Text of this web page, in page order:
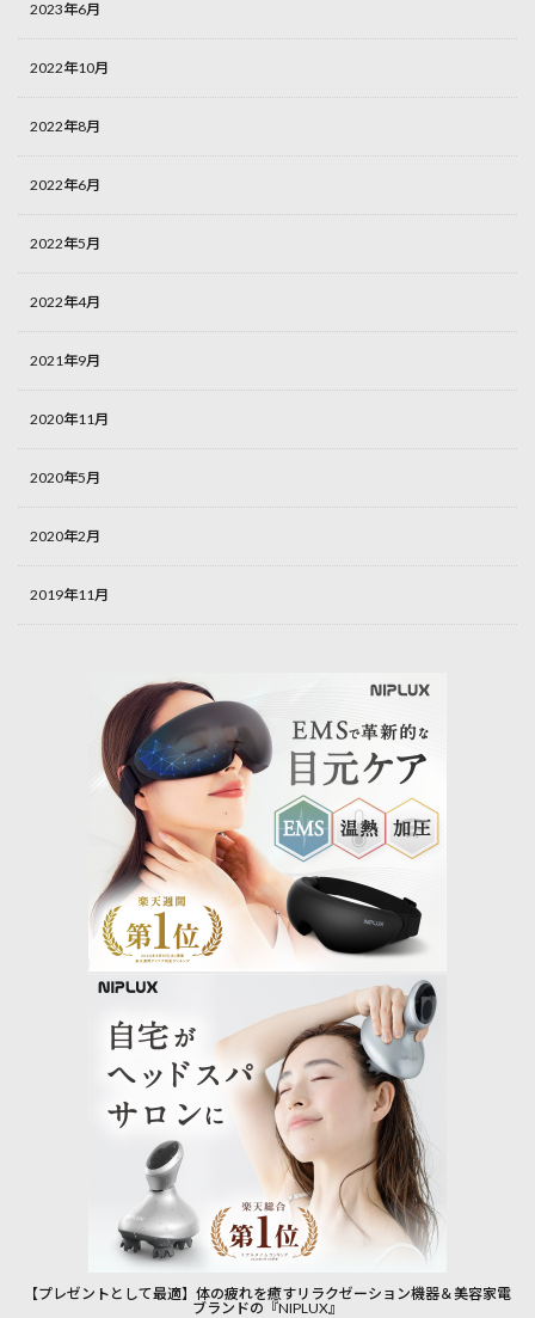
2023年6月
2022年10月
2022年8月
2022年6月
2022年5月
2022年4月
2021年9月
2020年11月
2020年5月
2020年2月
2019年11月
【プレゼントとして最適】体の疲れを癒すリラクゼーション機器＆美容家電
ブランドの『NIPLUX』